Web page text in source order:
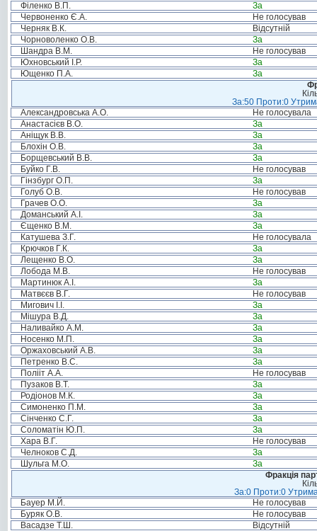
Філенко В.П.
За
Червоненко Є.А.
Не голосував
Черняк В.К.
Відсутній
Чорноволенко О.В.
За
Шандра В.М.
Не голосував
Юхновський І.Р.
За
Ющенко П.А.
За
За:50 Проти:0
Александровська А.О.
Не голосувала
Анастасієв В.О.
За
Аніщук В.В.
За
Блохін О.В.
За
Борщевський В.В.
За
Буйко Г.В.
Не голосував
Гінзбург О.П.
За
Голуб О.В.
Не голосував
Грачев О.О.
За
Доманський А.І.
За
Єщенко В.М.
За
Катушева З.Г.
Не голосувала
Крючков Г.К.
За
Лещенко В.О.
За
Лобода М.В.
Не голосував
Мартинюк А.І.
За
Матвєєв В.Г.
Не голосував
Мигович І.І.
За
Мішура В.Д.
За
Наливайко А.М.
За
Носенко М.П.
За
Оржаховський А.В.
За
Петренко В.С.
За
Полііт А.А.
Не голосував
Пузаков В.Т.
За
Родіонов М.К.
За
Симоненко П.М.
За
Сінченко С.Г.
За
Соломатін Ю.П.
За
Хара В.Г.
Не голосував
Челноков С.Д.
За
Шульга М.О.
За
Фракція
За:0 Проти:0
Бауер М.Й.
Не голосував
Буряк О.В.
Не голосував
Васадзе Т.Ш.
Відсутній